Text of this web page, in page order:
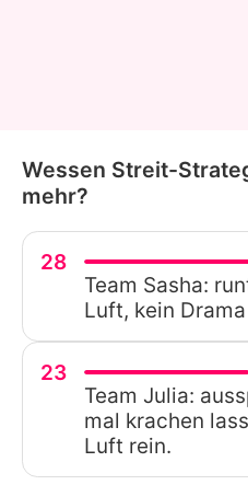
Wessen Streit-
mehr?
28
Team Sasha:
Luft, kein
23
Team Julia:
mal krachen
Luft rein.